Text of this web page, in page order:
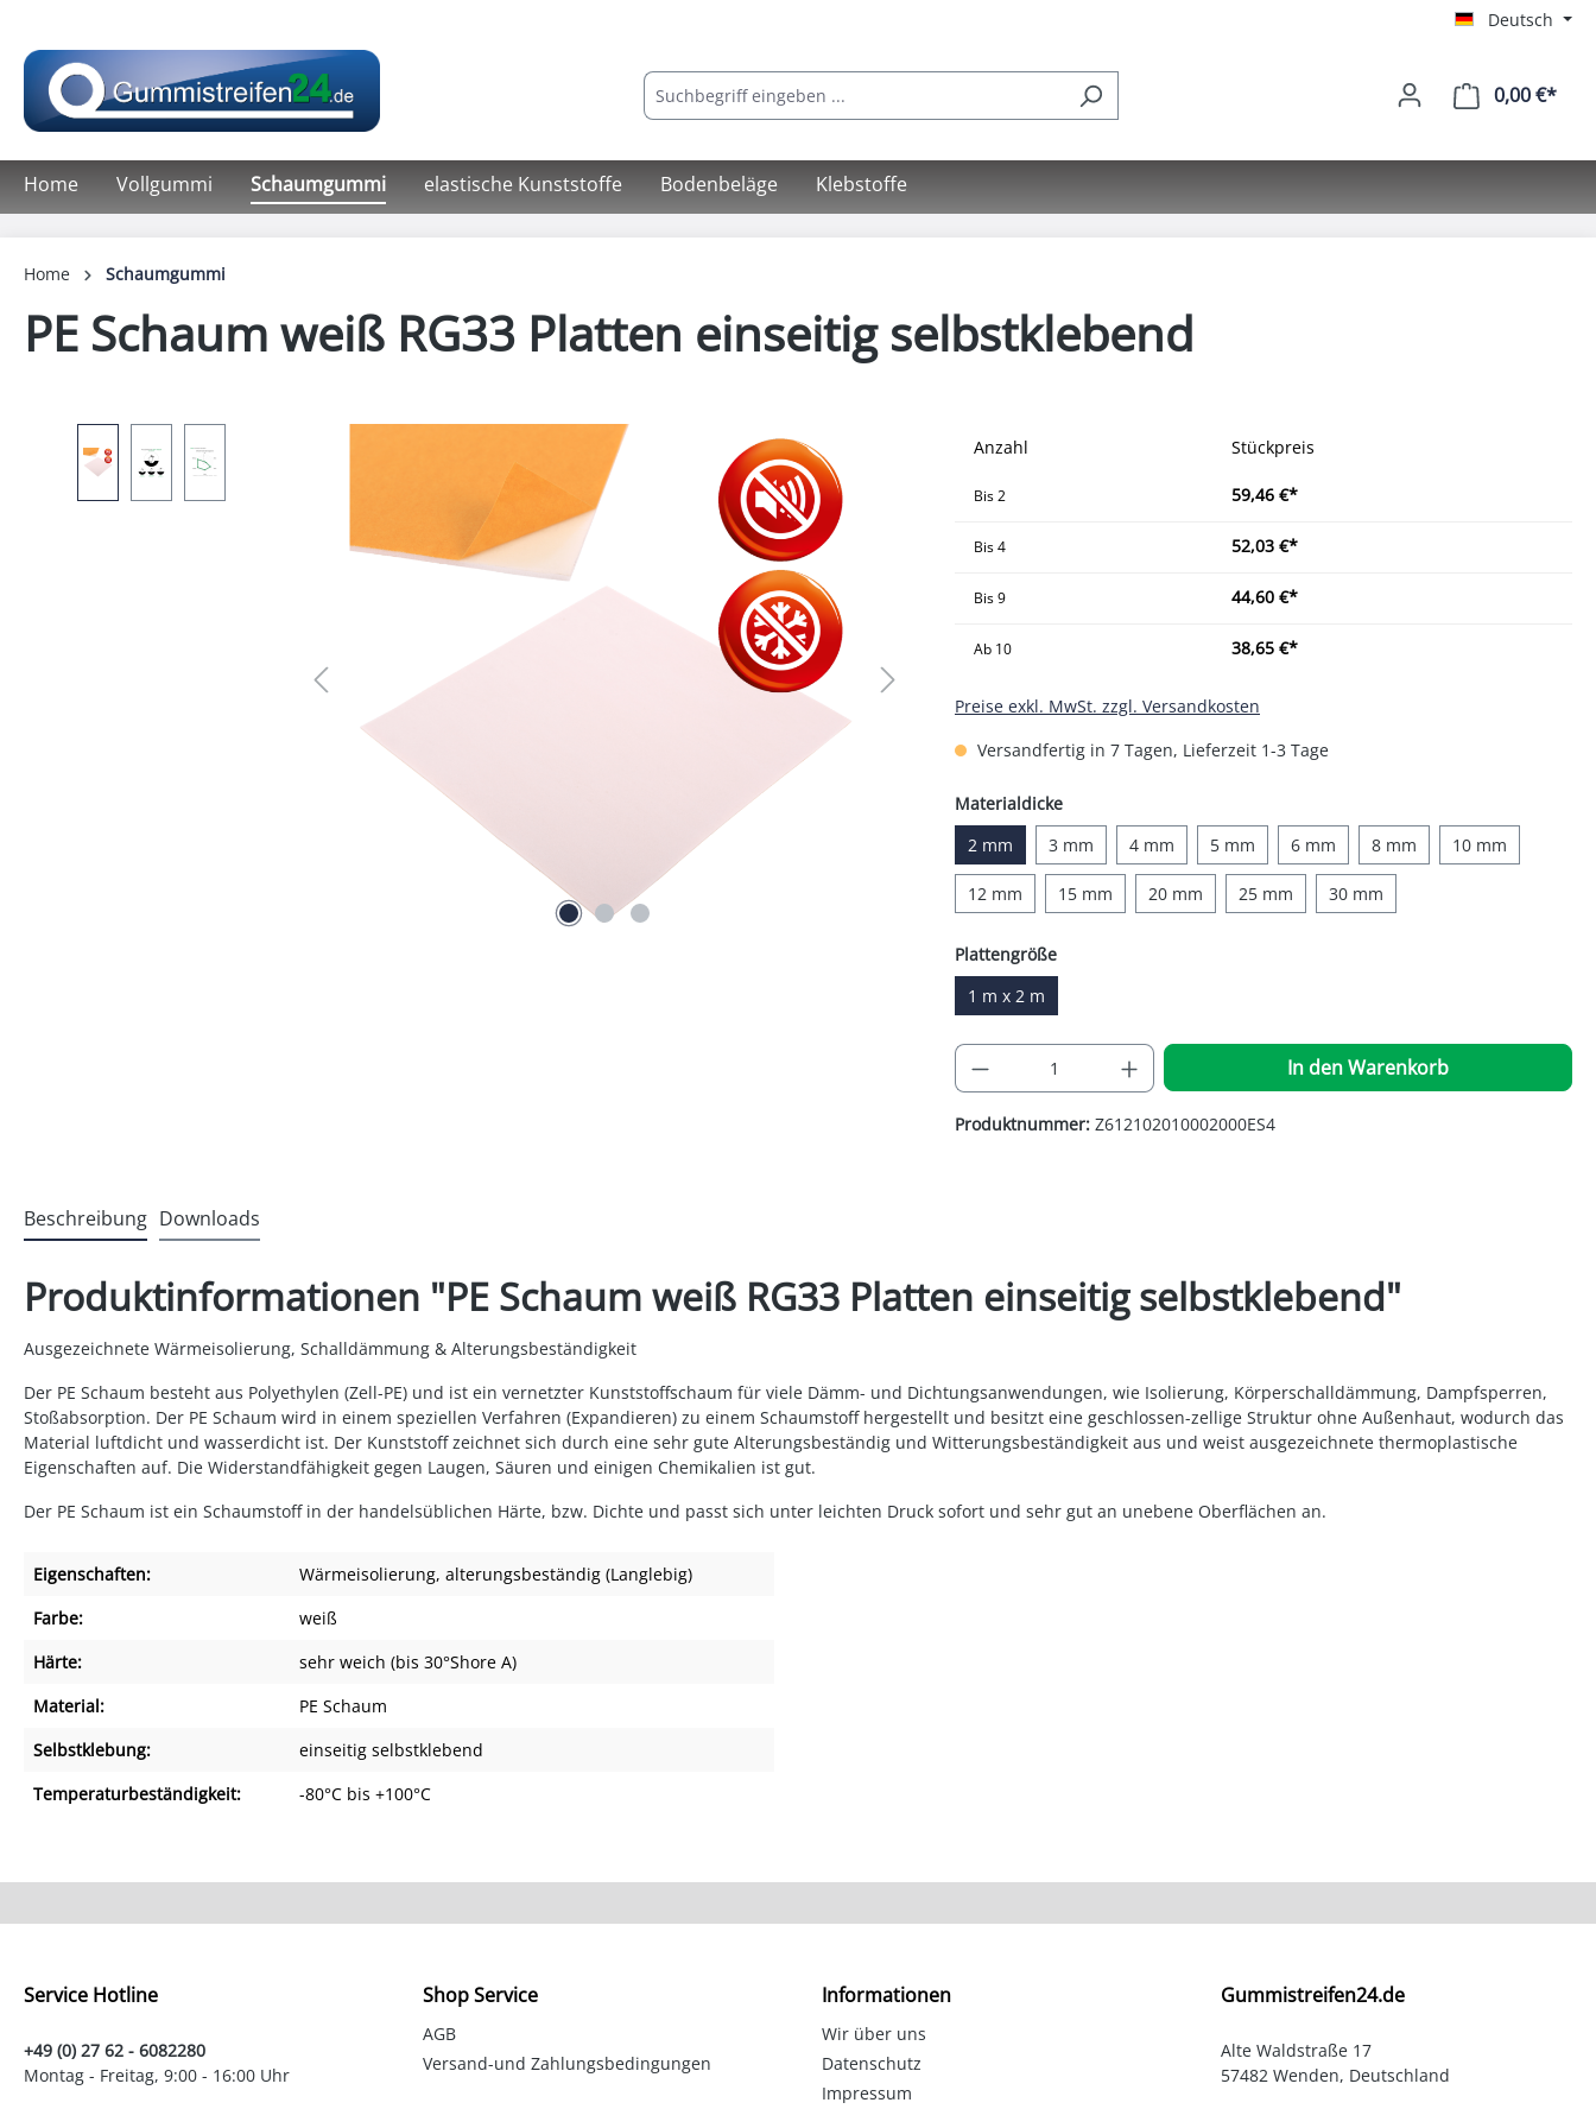
Deutsch
0,00 €*
Home Vollgummi Schaumgummi elastische Kunststoffe Bodenbeläge Klebstoffe
Home Schaumgummi
PE Schaum weiß RG33 Platten einseitig selbstklebend
Anzahl Stückpreis
Bis2 59,46 €*
Bis4 52,03 €*
Bis9 44,60 €*
Ab 10 38,65 €*
Preise exkl. MwSt. zzgl. Versandkosten
Versandfertig in 7 Tagen, Lieferzeit 1-3 Tage
Materialdickeauswählen
2 mm
3 mm 4 mm 5 mm 6 mm 8 mm 10 mm
12 mm 15 mm 20 mm 25 mm 30 mm
Plattengrößeauswählen
1 m x 2 m
Produkt Anzahl: Gib den gewünschten Wert
In den Warenkorb
Produktnummer: Z612102010002000ES4
Beschreibung Downloads
Produktinformationen "PE Schaum weiß RG33 Platten einseitig selbstklebend"
Ausgezeichnete Wärmeisolierung, Schalldämmung & Alterungsbeständigkeit
Der PE Schaum besteht aus Polyethylen (Zell-PE) und ist ein vernetzter Kunststoffschaum für viele Dämm- und Dichtungsanwendungen, wie Isolierung, Körperschalldämmung, Dampfsperren,
Stoßabsorption. Der PE Schaum wird in einem speziellen Verfahren (Expandieren) zu einem Schaumstoff hergestellt und besitzt eine geschlossen-zellige Struktur ohne Außenhaut, wodurch das
Material luftdicht und wasserdicht ist. Der Kunststoff zeichnet sich durch eine sehr gute Alterungsbeständig und Witterungsbeständigkeit aus und weist ausgezeichnete thermoplastische
Eigenschaften auf. Die Widerstandfähigkeit gegen Laugen, Säuren und einigen Chemikalien ist gut.
Der PE Schaum ist ein Schaumstoff in der handelsüblichen Härte, bzw. Dichte und passt sich unter leichten Druck sofort und sehr gut an unebene Oberflächen an.
Eigenschaften: Wärmeisolierung, alterungsbeständig (Langlebig)
Farbe:
weiß
Härte:
sehr weich (bis 30°Shore A)
Material:
PE Schaum
Selbstklebung:
einseitig selbstklebend
Temperaturbeständigkeit:
-80°C bis +100°C
Service Hotline
+49 (0) 27 62 - 6082280
Montag - Freitag, 9:00 - 16:00 Uhr
Shop Service
AGB
Versand-und Zahlungsbedingungen
Informationen
Wir über uns
Datenschutz
Impressum
Gummistreifen24.de
Alte Waldstraße 17
57482 Wenden, Deutschland